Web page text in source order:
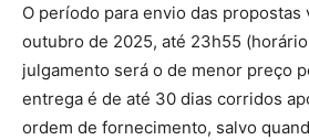
O período para envio das propostas
outubro de 2025, até 23h55
julgamento será o de menor preço
entrega é de até 30 dias corridos
ordem de fornecimento, salvo